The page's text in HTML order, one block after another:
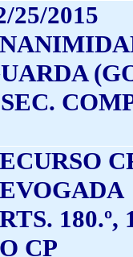
25/2015
180.º,
CP